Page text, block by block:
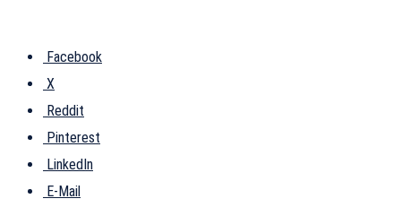
Facebook
X
Reddit
Pinterest
LinkedIn
E-Mail